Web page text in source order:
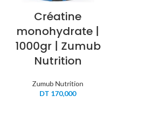
Créatine
monohydrate |
1000gr | Zumub
Nutrition
Zumub Nutrition
DT 170,000